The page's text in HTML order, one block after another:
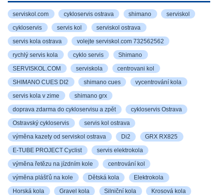
serviskol.com cykloservis ostrava shimano serviskol
cykloservis servis kol serviskol ostrava
servis kola ostrava volejte serviskol.com 732562562
rychlý servis kola cyklo servis Shimano
SERVISKOL.COM serviskola centrovani kol
SHIMANO CUES DI2 shimano cues vycentrování kola
servis kola v zime shimano grx
doprava zdarma do cykloservisu a zpět cykloservis Ostrava
Ostravský cykloservis servis kol ostrava
výměna kazety od serviskol ostrava Di2 GRX RX825
E-TUBE PROJECT Cyclist servis elektrokola
výměna řetězu na jízdním kole centrování kol
výměna plášťů na kole Dětská kola Elektrokola
Horská kola Gravel kola Silniční kola Krosová kola